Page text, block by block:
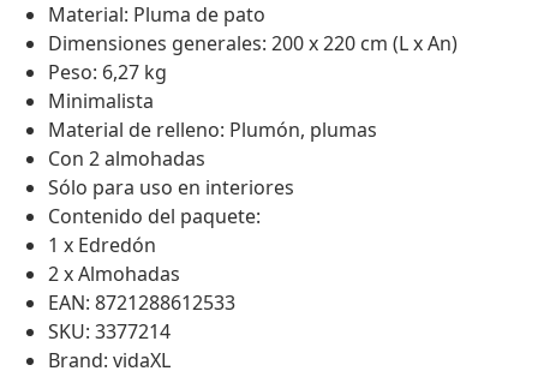
Material: Pluma de pato
Dimensiones generales: 200 x 220 cm (L x An)
Peso: 6,27 kg
Minimalista
Material de relleno: Plumón, plumas
Con 2 almohadas
Sólo para uso en interiores
Contenido del paquete:
1 x Edredón
2 x Almohadas
EAN: 8721288612533
SKU: 3377214
Brand: vidaXL